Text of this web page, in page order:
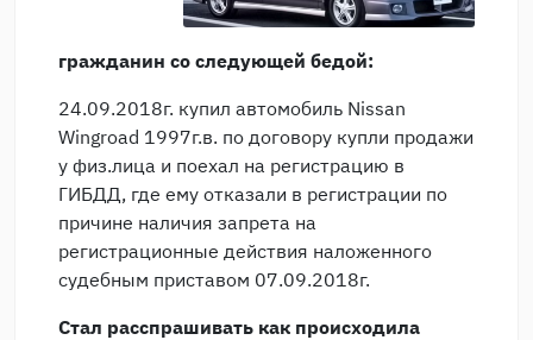
гражданин со следующей бедой:
24.09.2018г. купил автомобиль Nissan
Wingroad 1997г.в. по договору купли продажи
у физ.лица и поехал на регистрацию в
ГИБДД, где ему отказали в регистрации по
причине наличия запрета на
регистрационные действия наложенного
судебным приставом 07.09.2018г.
Стал расспрашивать как происходила